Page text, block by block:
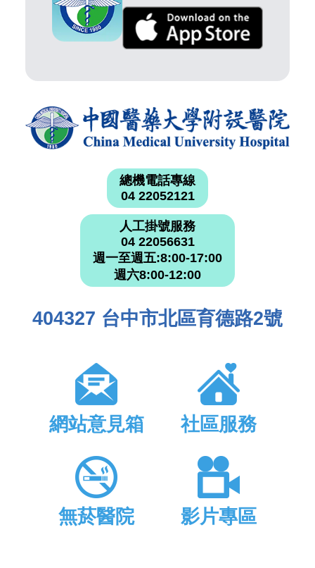
總機電話專線
04 22052121
人工掛號服務
04 22056631
週一至週五:8:00-17:00
週六8:00-12:00
404327 台中市北區育德路2號
網站意見箱 社區服務
無菸醫院 影片專區